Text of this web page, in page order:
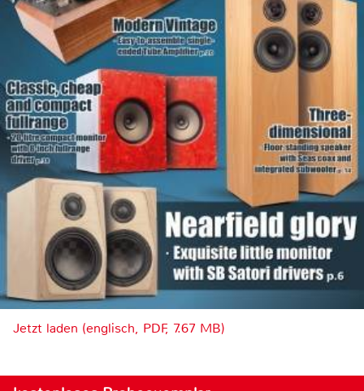
Jetzt laden (englisch, PDF, 7.67 MB)